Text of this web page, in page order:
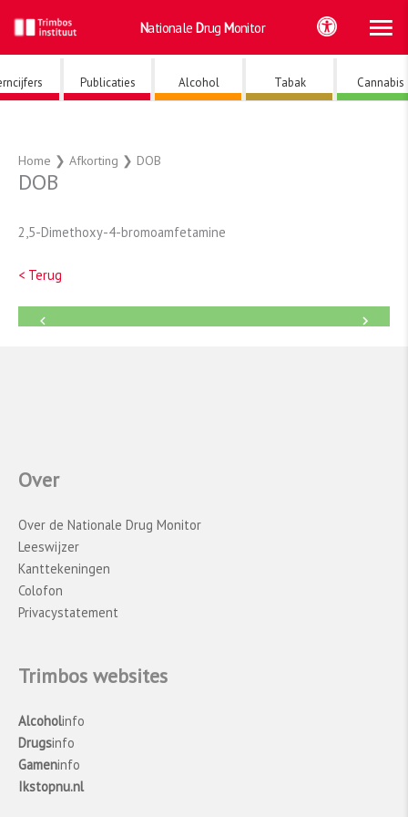
naar
de
inhoud
Nationale Drug Monitor
Publicaties Alcohol Tabak Cannabis
Home ❯ Afkorting ❯ DOB
DOB
2,5-Dimethoxy-4-bromoamfetamine
< Terug
→
←
Over
Over de Nationale Drug Monitor
Leeswijzer
Kanttekeningen
Colofon
Privacystatement
Trimbos websites
Alcoholinfo
Drugsinfo
Gameninfo
Ikstopnu.nl